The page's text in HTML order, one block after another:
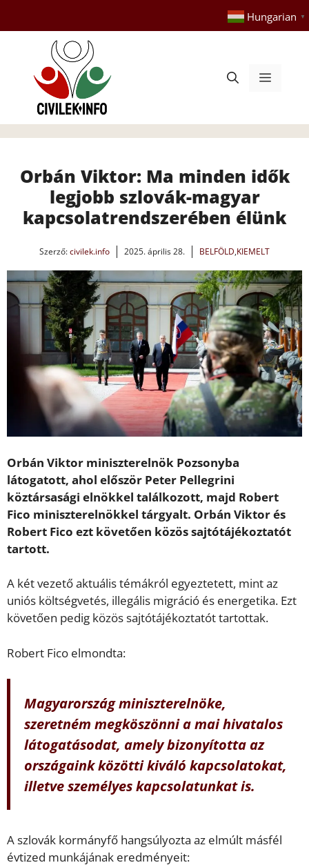
tartalomba
Hungarian ▼
Menü
Orbán Viktor: Ma minden idők
legjobb szlovák-magyar
kapcsolatrendszerében élünk
Szerző:civilek.info 2025. április 28. BELFÖLD,KIEMELT
Orbán Viktor miniszterelnök Pozsonyba
látogatott, ahol először Peter Pellegrini
köztársasági elnökkel találkozott, majd Robert
Fico miniszterelnökkel tárgyalt. Orbán Viktor és
Robert Fico ezt követően közös sajtótájékoztatót
tartott.
A két vezető aktuális témákról egyeztetett, mint az
uniós költségvetés, illegális migráció és energetika. Ezt
követően pedig közös sajtótájékoztatót tartottak.
Robert Fico elmondta:
Magyarország miniszterelnöke,
szeretném megköszönni a mai hivatalos
látogatásodat, amely bizonyította az
országaink közötti kiváló kapcsolatokat,
illetve személyes kapcsolatunkat is.
A szlovák kormányfő hangsúlyozta az elmúlt másfél
évtized munkájának eredményeit: